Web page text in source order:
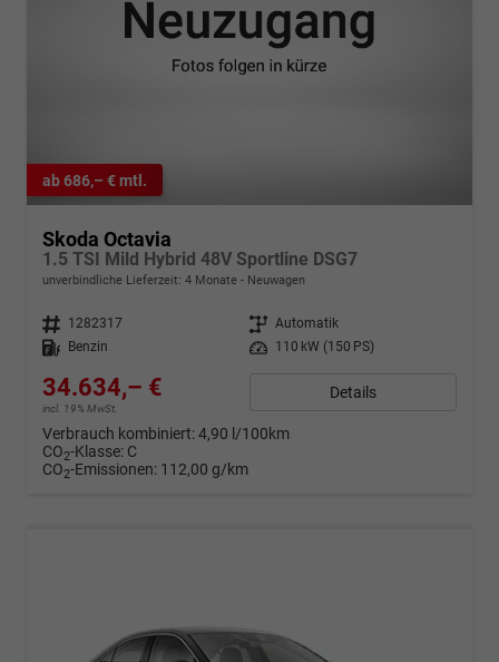
ab 686,– € mtl.
Skoda Octavia
1.5 TSI Mild Hybrid 48V Sportline DSG7
unverbindliche Lieferzeit: 4 Monate Neuwagen
Fahrzeugnr. 1282317 Getriebe Automatik
Kraftstoff
Benzin Leistung 110 kW (150 PS)
34.634,– €
incl. 19% MwSt.
Details
Verbrauch kombiniert:4,90 l/100km
CO2-Klasse: C
CO2-Emissionen: 112,00 g/km